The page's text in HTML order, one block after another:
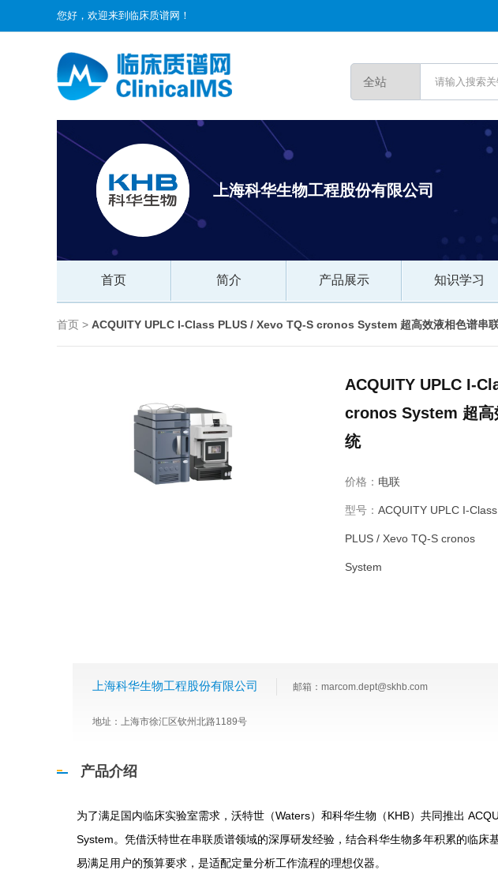
您好，欢迎来到临床质谱网！
上海科华生物工程股份有限公司
首页 简介 产品展示 知识学习
首页 > ACQUITY UPLC I-Class PLUS / Xevo TQ-S cronos System 超高效液相色谱串
ACQUITY UPLC I-
cronos System 超高
统
价格： 电联
型号： ACQUITY UPLC I-Class
PLUS / Xevo TQ-S cronos
System
上海科华生物工程股份有限公司 邮箱：marcom.dept@skhb.com
地址：上海市徐汇区钦州北路1189号
产品介绍
为了满足国内临床实验室需求，沃特世（Waters）和科华生物（KHB）共同推出
System。凭借沃特世在串联质谱领域的深厚研发经验，结合科华生物多年积累的临床
易满足用户的预算要求，是适配定量分析工作流程的理想仪器。